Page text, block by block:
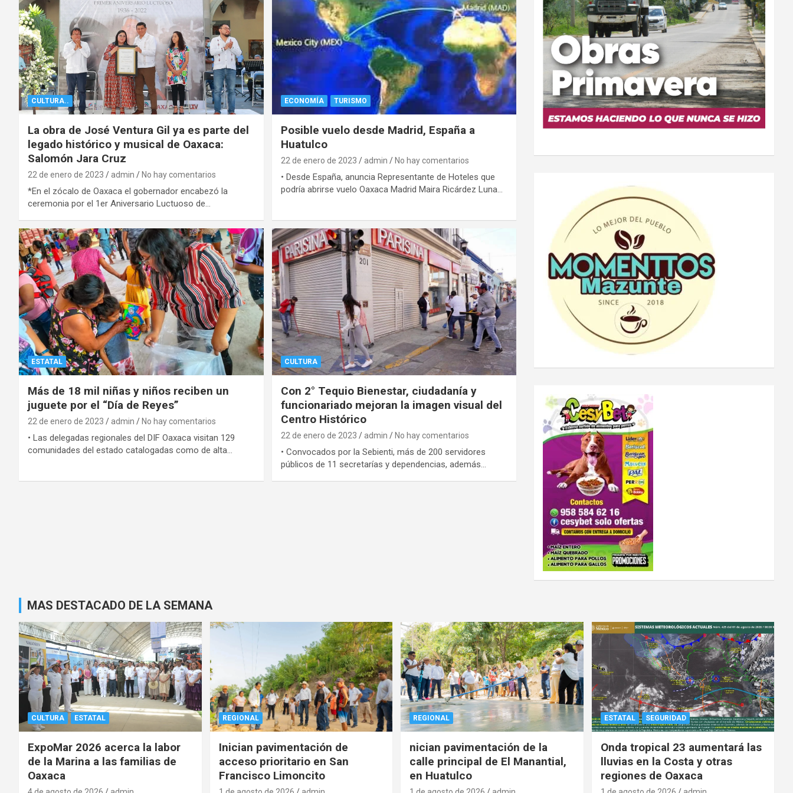
CULTURA..
La obra de José Ventura Gil ya es parte del
legado histórico y musical de Oaxaca:
Salomón Jara Cruz
22 de enero de 2023 admin No hay comentarios
*En el zócalo de Oaxaca el gobernador encabezó la
ceremonia por el 1er Aniversario Luctuoso de…
ECONOMÍA TURISMO
Posible vuelo desde Madrid, España a
Huatulco
22 de enero de 2023 admin No hay comentarios
• Desde España, anuncia Representante de Hoteles que
podría abrirse vuelo Oaxaca Madrid Maira Ricárdez Luna…
ESTATAL
Más de 18 mil niñas y niños reciben un
juguete por el “Día de Reyes”
22 de enero de 2023 admin No hay comentarios
• Las delegadas regionales del DIF Oaxaca visitan 129
comunidades del estado catalogadas como de alta…
CULTURA
Con 2° Tequio Bienestar, ciudadanía y
funcionariado mejoran la imagen visual del
Centro Histórico
22 de enero de 2023 admin No hay comentarios
• Convocados por la Sebienti, más de 200 servidores
públicos de 11 secretarías y dependencias, además…
MAS DESTACADO DE LA SEMANA
CULTURA ESTATAL
ExpoMar 2026 acerca la labor
de la Marina a las familias de
Oaxaca
REGIONAL
Inician pavimentación de
acceso prioritario en San
Francisco Limoncito
REGIONAL
nician pavimentación de la
calle principal de El Manantial,
en Huatulco
ESTATAL SEGURIDAD
Onda tropical 23 aumentará las
lluvias en la Costa y otras
regiones de Oaxaca